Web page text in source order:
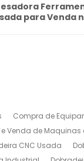
para Venda
Compra de
Venda de
CNC Usada